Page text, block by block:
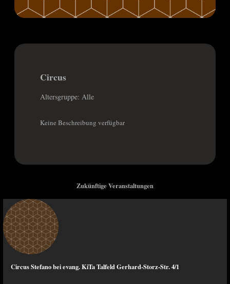
Circus
Altersgruppe: Alle
Keine Beschreibung verfügbar
Zukünftige Veranstaltungen
Circus Stefano bei evang. KiTa Talfeld Gerhard-Storz-Str. 4/1